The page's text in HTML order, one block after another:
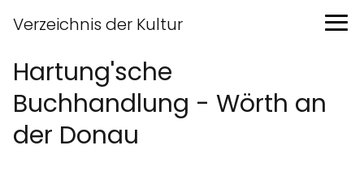
Verzeichnis der Kultur
Hartung'sche
Buchhandlung - Wörth an
der Donau